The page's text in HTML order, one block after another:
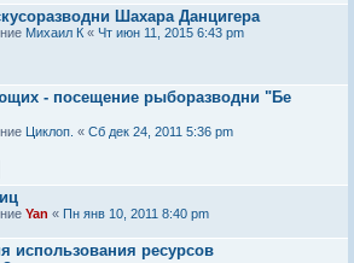
Шахара Данцигера
Михаил К « Чт июн 11, 2015 6:43 pm
- посещение рыборазводни "Бе
Циклоп. « Сб дек 24, 2011 5:36 pm
Yan « Пн янв 10, 2011 8:40 pm
использования ресурсов